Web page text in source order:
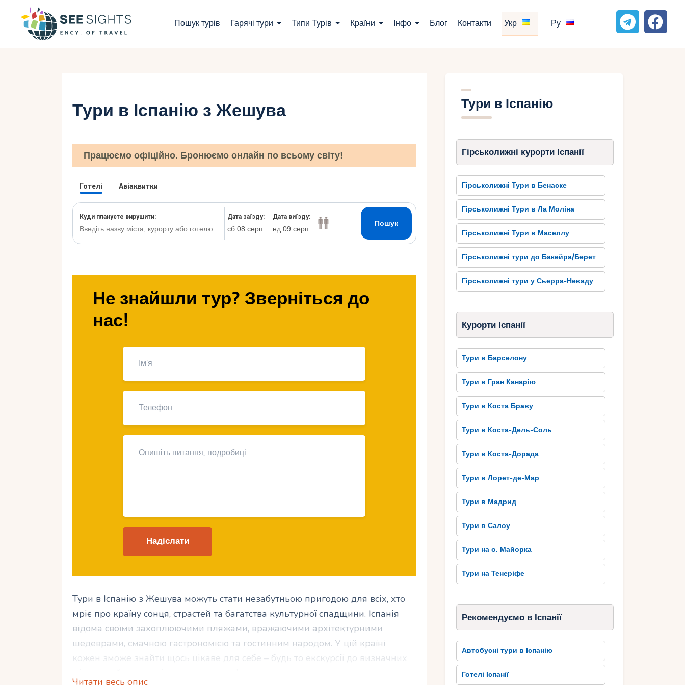
Пошук турів Гарячі тури Типи Турів Країни Інфо Блог Контакти Укр Ру
Інфо
Блог
Укр
Ру
Тури в Іспанію з Жешува
Працюємо офіційно. Бронюємо онлайн по всьому світу!
Не знайшли тур? Зверніться до
нас!
Тури в Іспанію з Жешува можуть стати незабутньою пригодою для всіх, хто
мріє про країну сонця, страстей та багатства культурної спадщини. Іспанія
відома своїми захоплюючими пляжами, вражаючими архітектурними
шедеврами, смачною гастрономією та гостинним народом. У цій країні
кожен зможе знайти щось цікаве для себе – будь то екскурсії до визначних
Читати весь опис
Тури в Іспанію
Гірськолижні курорти Іспанії
Гірськолижні Тури в Бенаске
Гірськолижні Тури в Ла Моліна
Гірськолижні Тури в Маселлу
Гірськолижні тури до Бакейра/Берет
Гірськолижні тури у Сьерра-Неваду
Курорти Іспанії
Тури в Барселону
Тури в Гран Канарію
Тури в Коста Браву
Тури в Коста-Дель-Соль
Тури в Коста-Дорада
Тури в Лорет-де-Мар
Тури в Мадрид
Тури в Салоу
Тури на о. Майорка
Тури на Тенеріфе
Рекомендуємо в Іспанії
Автобусні тури в Іспанію
Готелі Іспанії